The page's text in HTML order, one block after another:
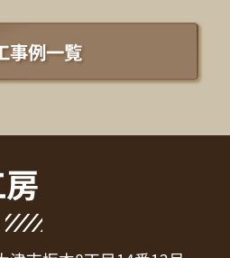
事例一覧